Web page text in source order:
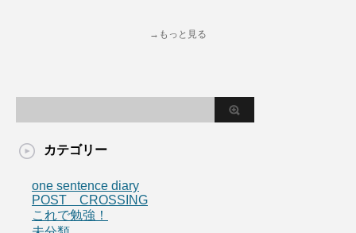
→もっと見る
カテゴリー
one sentence diary
POST CROSSING
これで勉強！